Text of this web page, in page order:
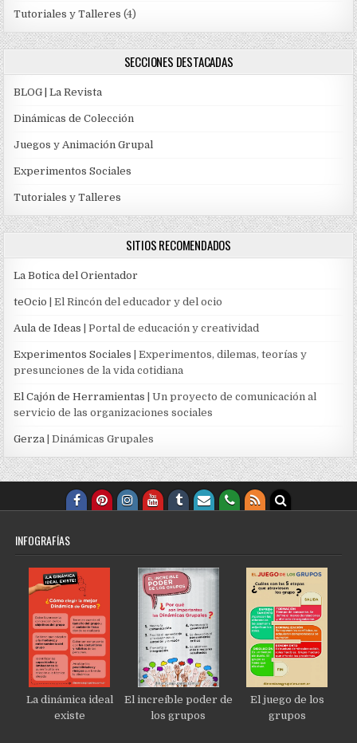
Tutoriales y Talleres (4)
SECCIONES DESTACADAS
BLOG | La Revista
Dinámicas de Colección
Juegos y Animación Grupal
Experimentos Sociales
Tutoriales y Talleres
SITIOS RECOMENDADOS
La Botica del Orientador
teOcio | El Rincón del educador y del ocio
Aula de Ideas | Portal de educación y creatividad
Experimentos Sociales | Experimentos, dilemas, teorías y
presunciones de la vida cotidiana
El Cajón de Herramientas | Un proyecto de comunicación al
servicio de las organizaciones sociales
Gerza | Dinámicas Grupales
INFOGRAFÍAS
La dinámica ideal
existe
El increíble poder de
los grupos
El juego de los
grupos